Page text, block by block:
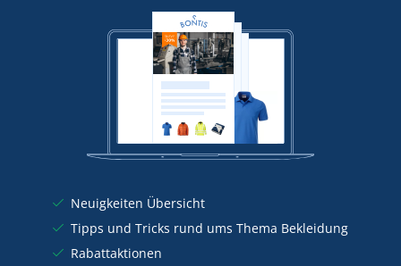
Neuigkeiten Übersicht
Tipps und Tricks rund ums Thema Bekleidung
Rabattaktionen